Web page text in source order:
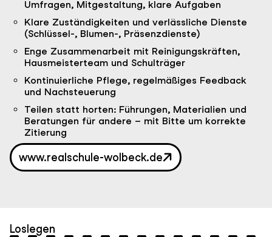
Umfragen, Mitgestaltung, klare Aufgaben
Klare Zuständigkeiten und verlässliche Dienste
(Schlüssel-, Blumen-, Präsenzdienste)
Enge Zusammenarbeit mit Reinigungskräften,
Hausmeisterteam und Schulträger
Kontinuierliche Pflege, regelmäßiges Feedback
und Nachsteuerung
Teilen statt horten: Führungen, Materialien und
Beratungen für andere – mit Bitte um korrekte
Zitierung
www.realschule-wolbeck.de
Loslegen